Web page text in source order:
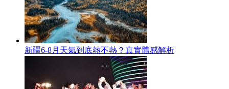
新疆6-8月天氣到底熱不熱？真實體感解析